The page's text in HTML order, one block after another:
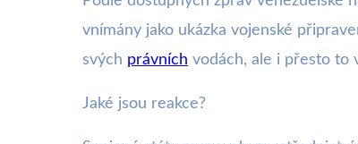
vnímány jako ukázka vojenské
svých právních vodách, ale i přesto to
Jaké jsou reakce?